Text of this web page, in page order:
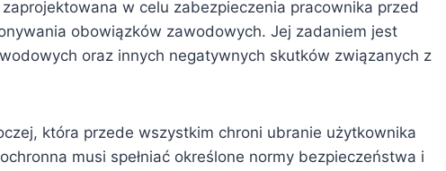
w celu zabezpieczenia pracownika przed
obowiązków zawodowych. Jej zadaniem jest
oraz innych negatywnych skutków związanych z
która przede wszystkim chroni ubranie użytkownika
musi spełniać określone normy bezpieczeństwa i